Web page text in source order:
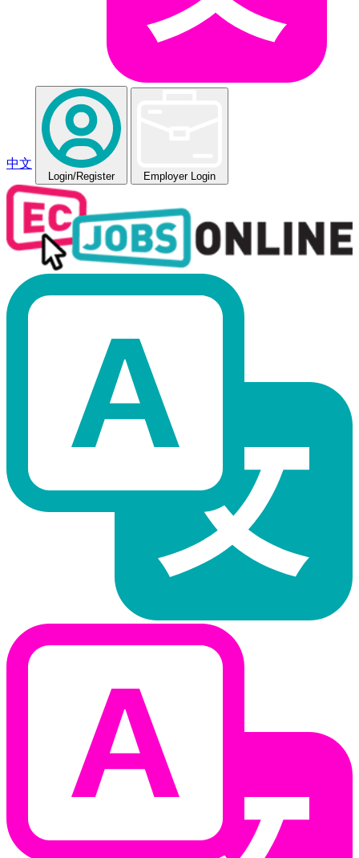
中文
Login/Register Employer Login